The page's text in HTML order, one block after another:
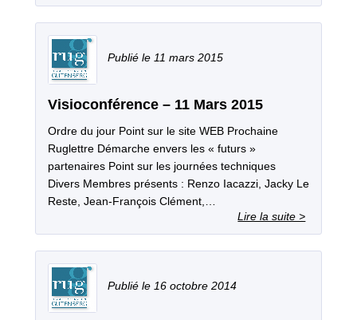
Visioconférence – 11 Mars 2015
Ordre du jour Point sur le site WEB Prochaine
Ruglettre Démarche envers les « futurs »
partenaires Point sur les journées techniques
Divers Membres présents : Renzo Iacazzi, Jacky Le
Reste, Jean‐François Clément,…
11 mars 2015
16 octobre 2014